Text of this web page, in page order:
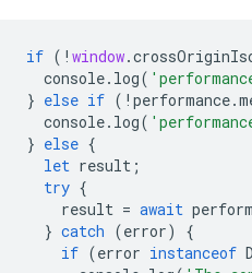
if ( ! window.
console. log(
} else if ( ! performance.
console. log(
} else {
let result ;
try {
result = await
} catch (error)
{
if (error instanceof